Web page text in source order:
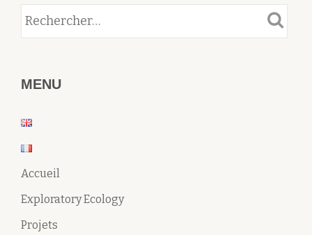
MENU
Accueil
Exploratory Ecology
Projets